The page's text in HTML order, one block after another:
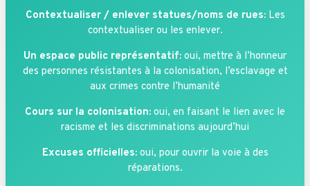
Contextualiser / enlever statues/noms de rues: Les
contextualiser ou les enlever.
Un espace public représentatif: oui, mettre à l’honneur
des personnes résistantes à la colonisation, l’esclavage et
aux crimes contre l’humanité
Cours sur la colonisation: oui, en faisant le lien avec le
racisme et les discriminations aujourd’hui
Excuses officielles: oui, pour ouvrir la voie à des
réparations.